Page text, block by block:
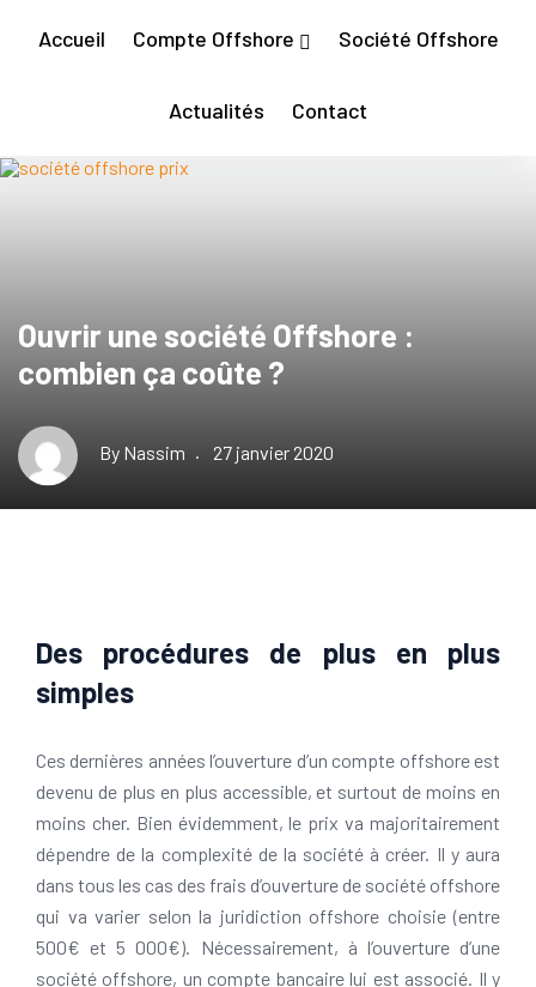
Accueil Compte Offshore Société Offshore
Actualités Contact
Ouvrir une société Offshore :
combien ça coûte ?
By Nassim 27 janvier 2020
Des procédures de plus en plus
simples
Ces dernières années l’ouverture d’un compte offshore est
devenu de plus en plus accessible, et surtout de moins en
moins cher. Bien évidemment, le prix va majoritairement
dépendre de la complexité de la société à créer. Il y aura
dans tous les cas des frais d’ouverture de société offshore
qui va varier selon la juridiction offshore choisie (entre
500€ et 5 000€). Nécessairement, à l’ouverture d’une
société offshore, un compte bancaire lui est associé. Il y